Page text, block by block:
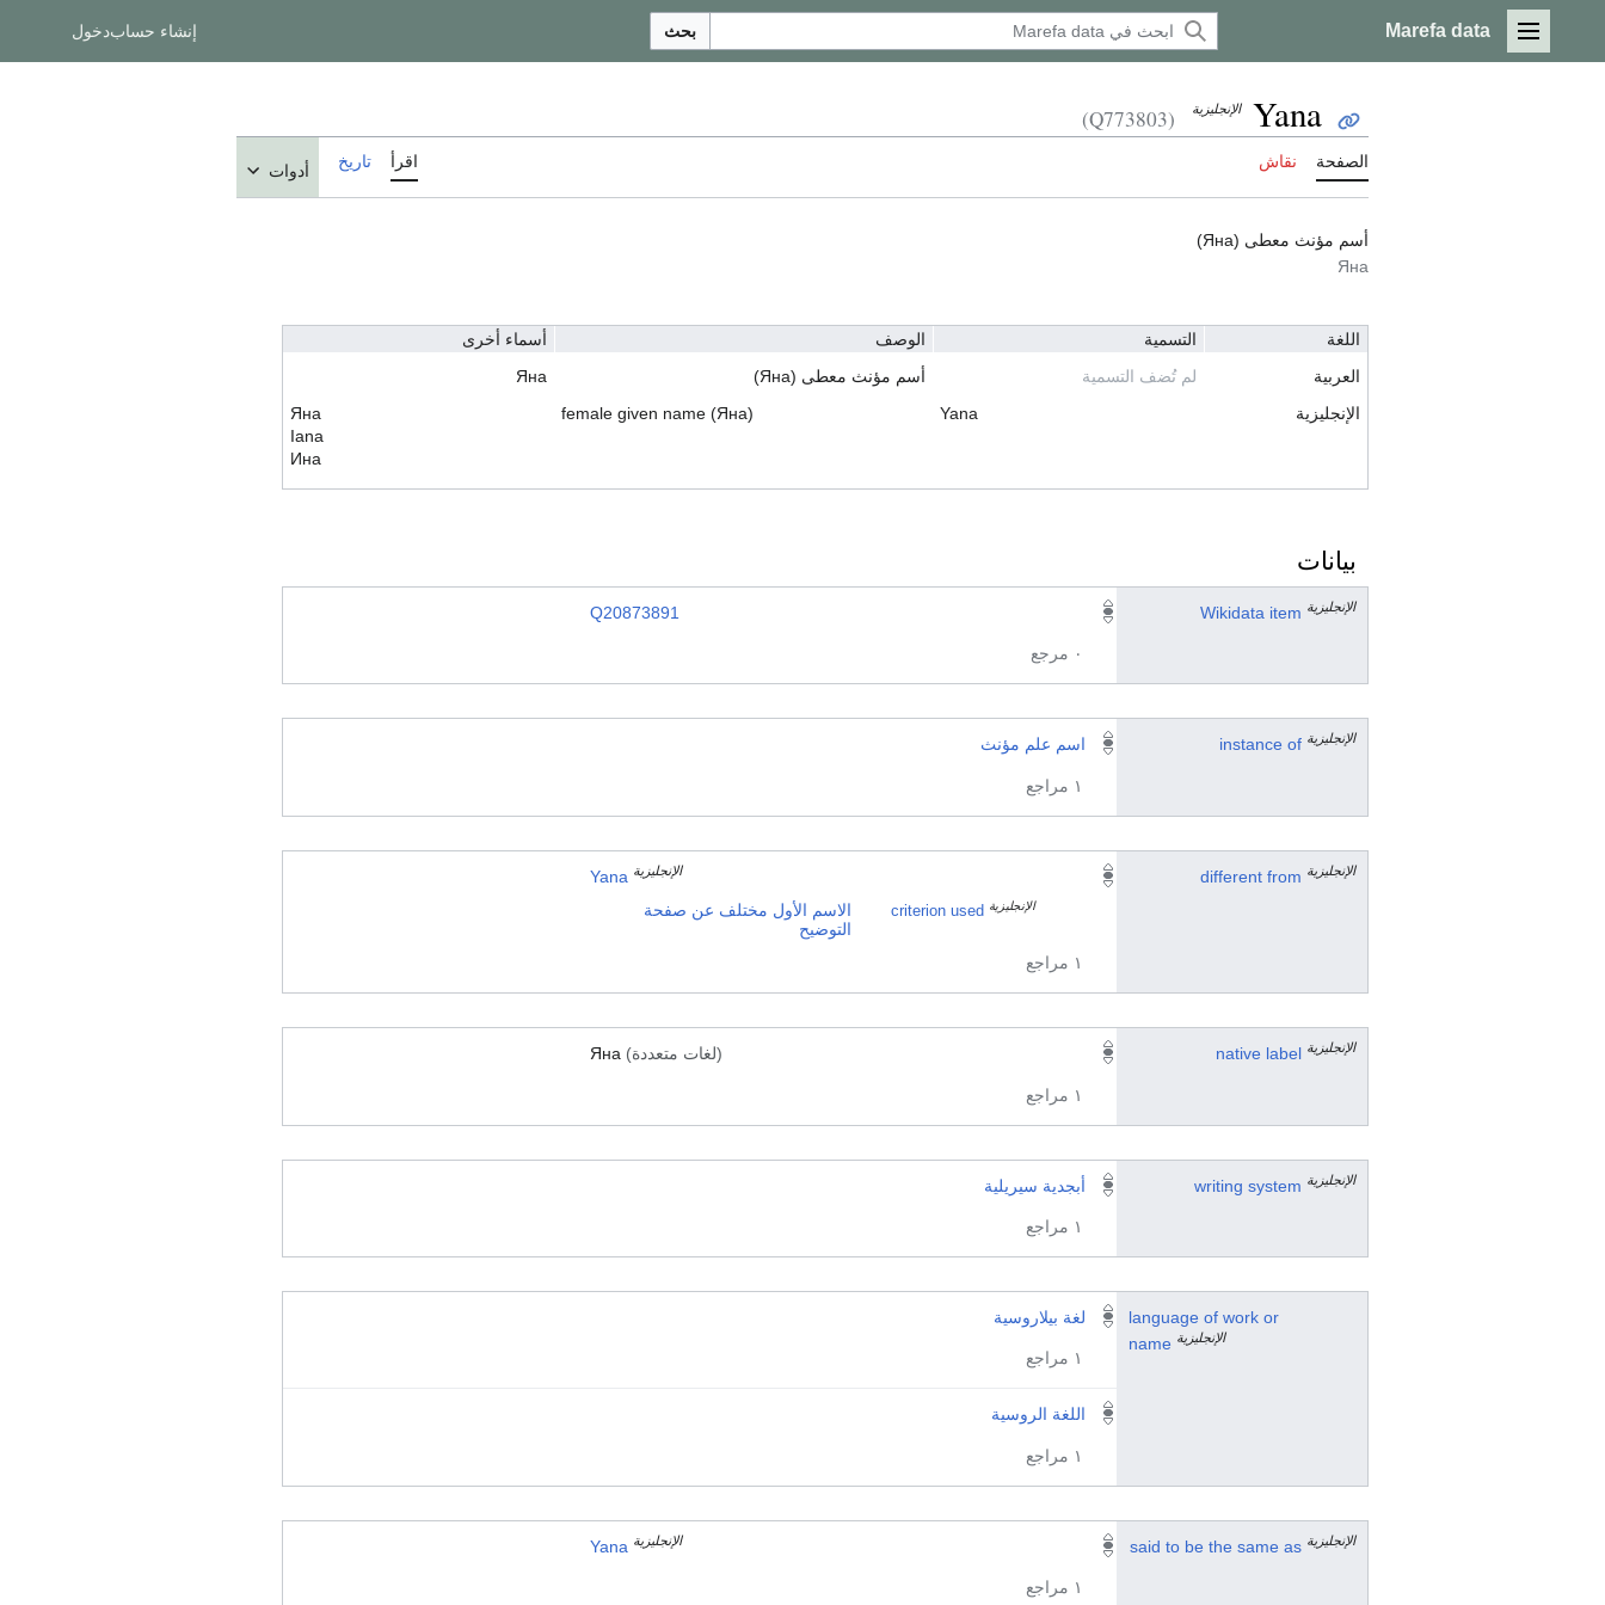
القائمة الرئيسية
Marefa data بحث إنشاء حسابدخول
Yana الإنجليزية (Q773803)
الصفحة نقاش اقرأ تاريخ أدوات
أسم مؤنث معطى (Яна)
Яна
اللغة التسمية الوصف
أسماء أخرى
العربية
لم تُضف التسمية أسم مؤنث معطى (Яна)
Яна
الإنجليزية
Yana
female given name (Яна)
Яна
Iana
Ина
بيانات
Wikidata item الإنجليزية Q20873891
٠ مرجع
instance of الإنجليزية اسم علم مؤنث
١ مراجع
different from الإنجليزية Yana الإنجليزية
criterion used الإنجليزية
الاسم الأول مختلف عن صفحة
التوضيح
١ مراجع
native label الإنجليزية Яна (لغات متعددة)
١ مراجع
writing system الإنجليزية أبجدية سيريلية
١ مراجع
language of work or
name الإنجليزية
لغة بيلاروسية
١ مراجع
اللغة الروسية
١ مراجع
said to be the same as الإنجليزية Yana الإنجليزية
١ مراجع